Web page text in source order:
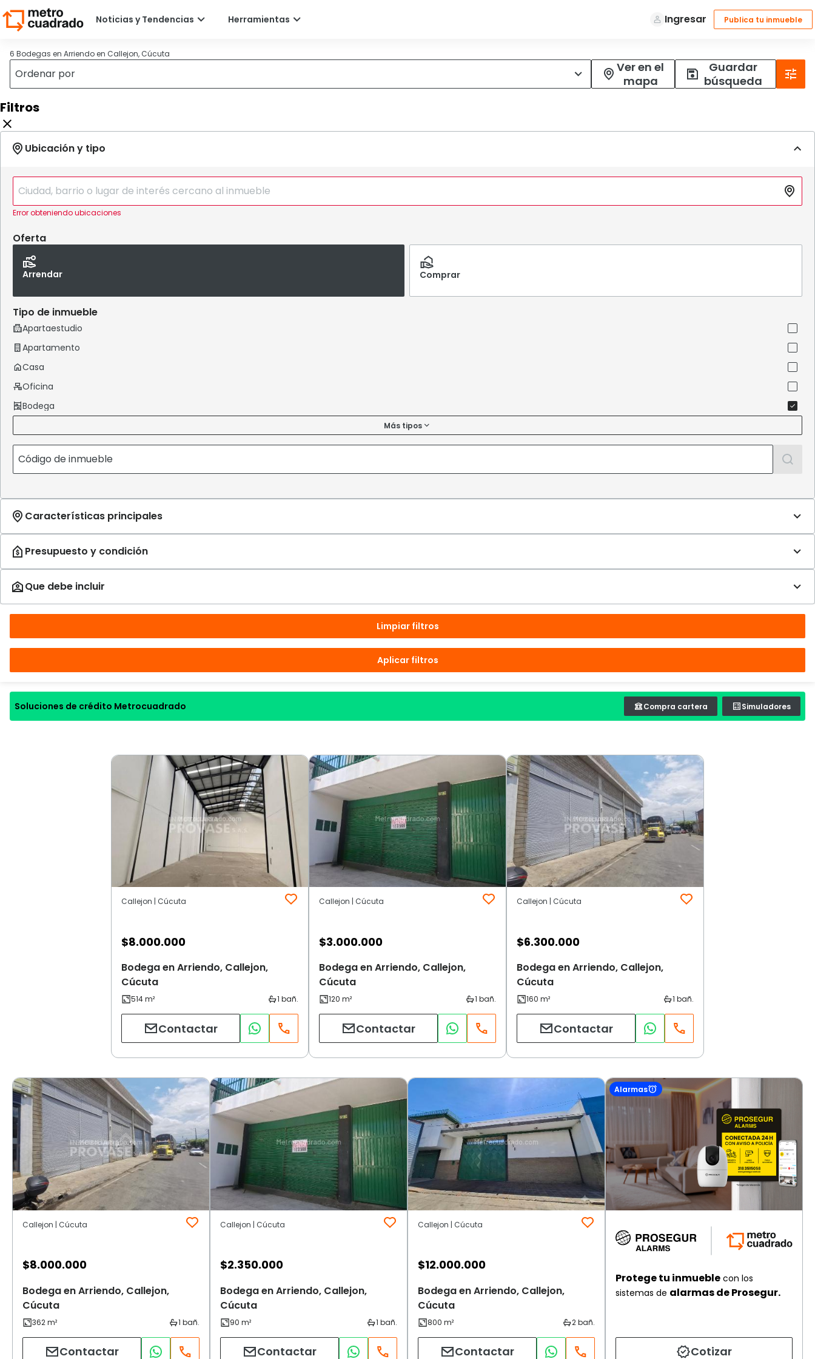
6 Bodegas en Arriendo en Callejon, Cúcuta
Ver en el
mapa
Guardar
búsqueda
Filtros
Error obteniendo ubicaciones
Oferta
Arrendar Comprar
Tipo de inmueble
Más tipos
Limpiar filtros
Aplicar filtros
Soluciones de crédito Metrocuadrado Compra cartera Simuladores
Callejon | Cúcuta
$8.000.000
Bodega en Arriendo, Callejon,
Cúcuta
Contactar
Callejon | Cúcuta
$3.000.000
Bodega en Arriendo, Callejon,
Cúcuta
Contactar
Callejon | Cúcuta
$6.300.000
Bodega en Arriendo, Callejon,
Cúcuta
Contactar
Callejon | Cúcuta
$8.000.000
Bodega en Arriendo, Callejon,
Cúcuta
Contactar
Callejon | Cúcuta
$2.350.000
Bodega en Arriendo, Callejon,
Cúcuta
Contactar
Callejon | Cúcuta
$12.000.000
Bodega en Arriendo, Callejon,
Cúcuta
Contactar
Alarmas
Protege tu inmueble con los
sistemas de alarmas de Prosegur.
Cotizar